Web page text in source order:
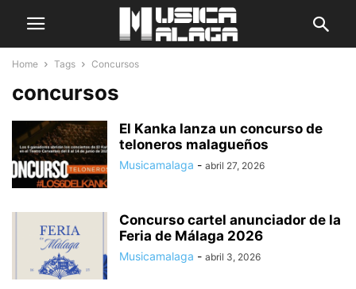
Home Tags Concursos
concursos
El Kanka lanza un concurso de
teloneros malagueños
Musicamalaga - abril 27, 2026
Concurso cartel anunciador de la
Feria de Málaga 2026
Musicamalaga - abril 3, 2026